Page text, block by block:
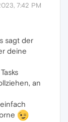
7:42 PM
sagt der
deine
an